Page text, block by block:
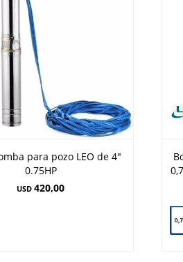
para pozo LEO de 4"
0.75HP
USD 420,00